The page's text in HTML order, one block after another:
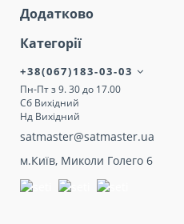
Додатково
Категорії
+38(067)183-03-03
Пн-Пт з 9. 30 до 17.00
Сб Вихідний
Нд Вихідний
satmaster@satmaster.ua
м.Київ, Миколи Голего 6